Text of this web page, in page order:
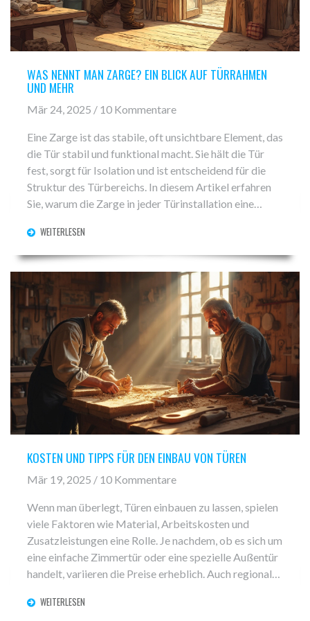
WAS NENNT MAN ZARGE? EIN BLICK AUF TÜRRAHMEN
UND MEHR
Mär 24, 2025 / 10 Kommentare
Eine Zarge ist das stabile, oft unsichtbare Element, das
die Tür stabil und funktional macht. Sie hält die Tür
fest, sorgt für Isolation und ist entscheidend für die
Struktur des Türbereichs. In diesem Artikel erfahren
Sie, warum die Zarge in jeder Türinstallation eine
verwendet werden und worauf man bei der Auswahl
achten sollte. Außerdem erhalten Sie hilfreiche Tipps
zur Pflege und zum Austausch von Zargen.
WEITERLESEN
KOSTEN UND TIPPS FÜR DEN EINBAU VON TÜREN
Mär 19, 2025 / 10 Kommentare
Wenn man überlegt, Türen einbauen zu lassen, spielen
viele Faktoren wie Material, Arbeitskosten und
Zusatzleistungen eine Rolle. Je nachdem, ob es sich um
eine einfache Zimmertür oder eine spezielle Außentür
handelt, variieren die Preise erheblich. Auch regionale
professionellen Handwerker und Do-it-yourself
WEITERLESEN